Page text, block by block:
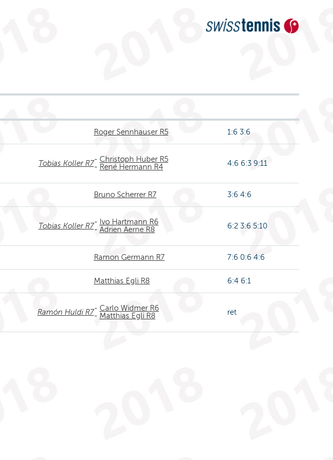
Roger Sennhauser R5 1:6 3:6
Tobias Koller R7- Christoph Huber R5
- René Hermann R4 4:6 6:3 9:11
Bruno Scherrer R7 3:6 4:6
Tobias Koller R7- Ivo Hartmann R6
- Adrien Aerne R8 6:2 3:6 5:10
Ramon Germann R7 7:6 0:6 4:6
Matthias Egli R8 6:4 6:1
Ramón Huldi R7- Carlo Widmer R6
- Matthias Egli R8 ret